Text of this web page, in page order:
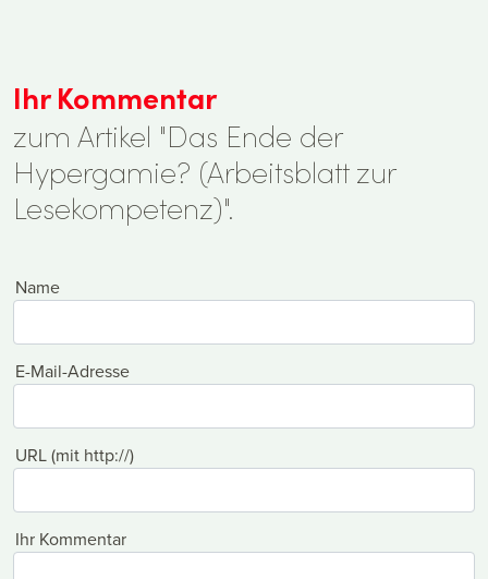
Ihr Kommentar
zum Artikel "Das Ende der
Hypergamie? (Arbeitsblatt zur
Lesekompetenz)".
Name
E-Mail-Adresse
URL (mit http://)
Ihr Kommentar